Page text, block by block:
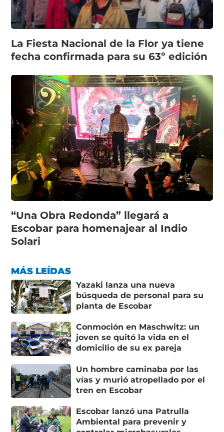
La Fiesta Nacional de la Flor ya tiene
fecha confirmada para su 63º edición
“Una Obra Redonda” llegará a
Escobar para homenajear al Indio
Solari
MÁS LEÍDAS
Yazaki lanza una nueva
búsqueda de personal para su
planta de Escobar
Conmoción en Maschwitz: un
joven se quitó la vida en el
domicilio de su ex pareja
Un hombre caminaba por las
vías y murió atropellado por el
tren en Escobar
Escobar lanzó una Patrulla
Ambiental para prevenir y